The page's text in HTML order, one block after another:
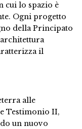
cui lo spazio è
Ogni progetto
della Principato
il
alle
Testimonio II,
un nuovo